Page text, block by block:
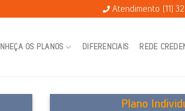
Atendimento (11)
OS PLANOS DIFERENCIAIS REDE
Plano